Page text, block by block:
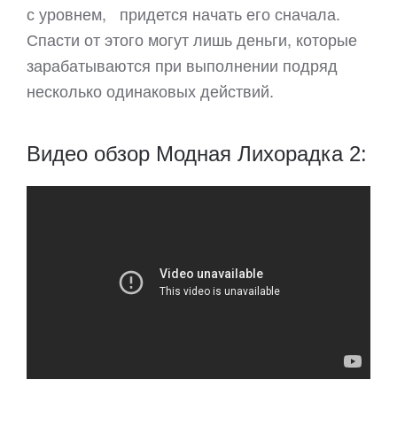
с уровнем, придется начать его сначала.
Спасти от этого могут лишь деньги, которые
зарабатываются при выполнении подряд
несколько одинаковых действий.
Видео обзор Модная Лихорадка 2: